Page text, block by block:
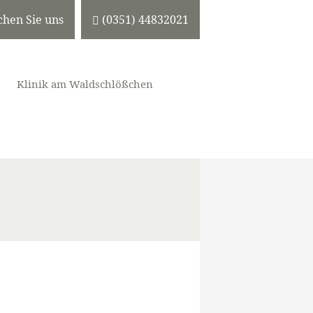
Sie uns (0351) 44832021
Klinik am Waldschlößchen